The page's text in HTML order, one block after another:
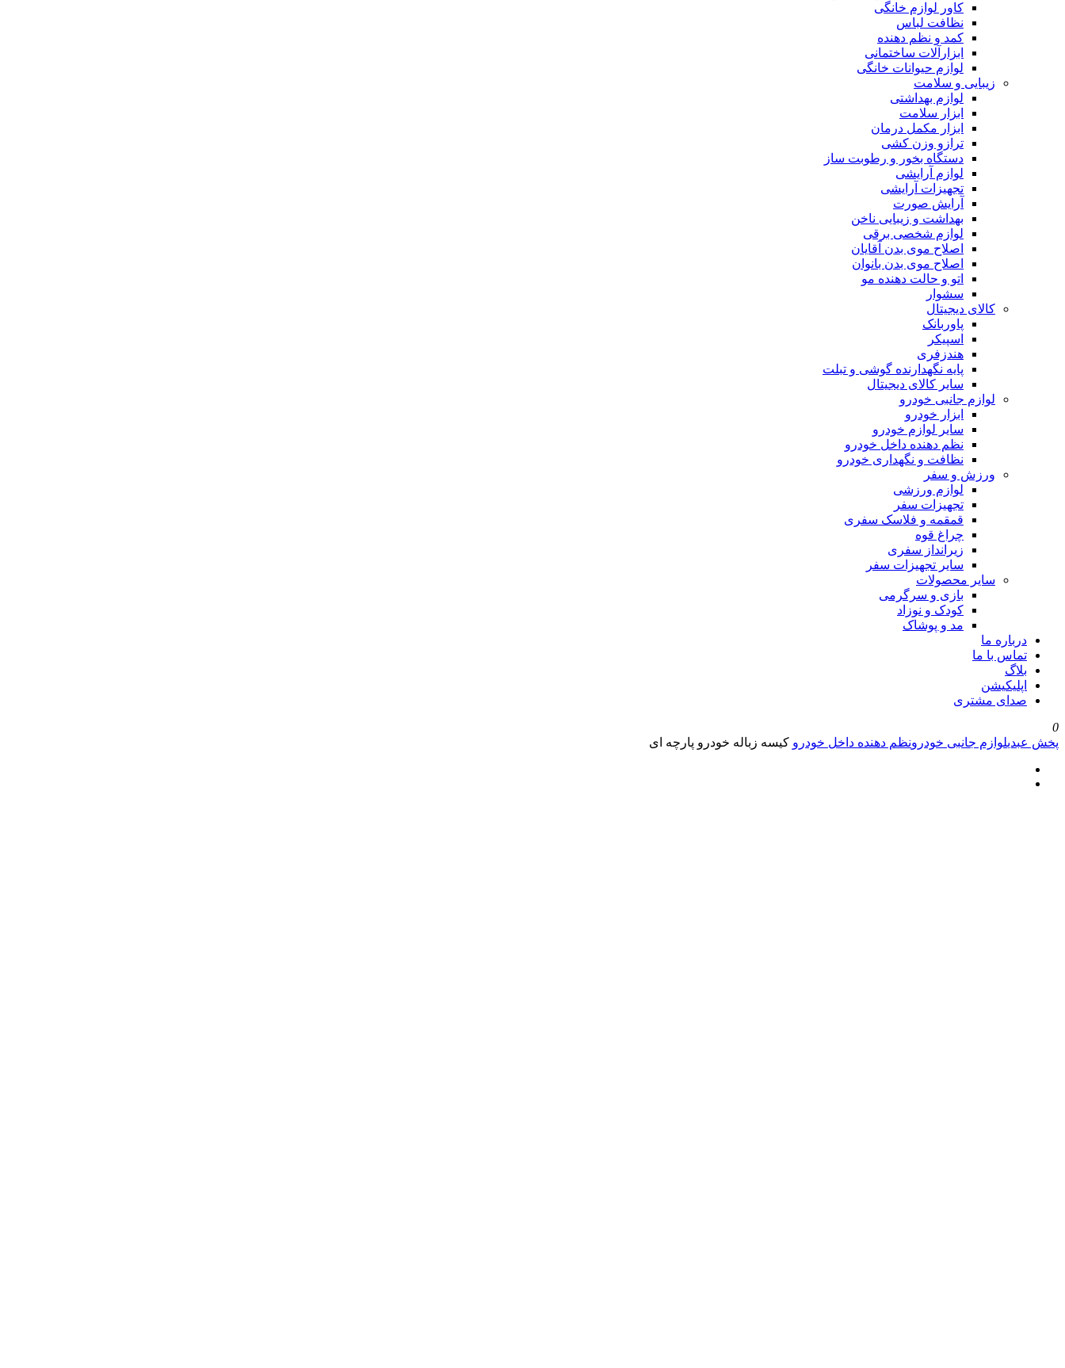
کاور لوازم خانگی
نظافت لباس
کمد و نظم دهنده
ابزارآلات ساختمانی
لوازم حیوانات خانگی
زیبایی و سلامت
لوازم بهداشتی
ابزار سلامت
ابزار مکمل درمان
ترازو وزن کشی
دستگاه بخور و رطوبت ساز
لوازم آرایشی
تجهیزات آرایشی
آرایش صورت
بهداشت و زیبایی ناخن
لوازم شخصی برقی
اصلاح موی بدن آقایان
اصلاح موی بدن بانوان
اتو و حالت دهنده مو
سشوار
کالای دیجیتال
پاوربانک
اسپیکر
هندزفری
پایه نگهدارنده گوشی و تبلت
سایر کالای دیجیتال
لوازم جانبی خودرو
ابزار خودرو
سایر لوازم خودرو
نظم دهنده داخل خودرو
نظافت و نگهداری خودرو
ورزش و سفر
لوازم ورزشی
تجهیزات سفر
قمقمه و فلاسک سفری
چراغ قوه
زیرانداز سفری
سایر تجهیزات سفر
سایر محصولات
بازی و سرگرمی
کودک و نوزاد
مد و پوشاک
درباره ما
تماس با ما
بلاگ
اپلیکیشن
صدای مشتری
0
پخش عبدیلوازم جانبی خودرونظم دهنده داخل خودرو کیسه زباله خودرو پارچه ای